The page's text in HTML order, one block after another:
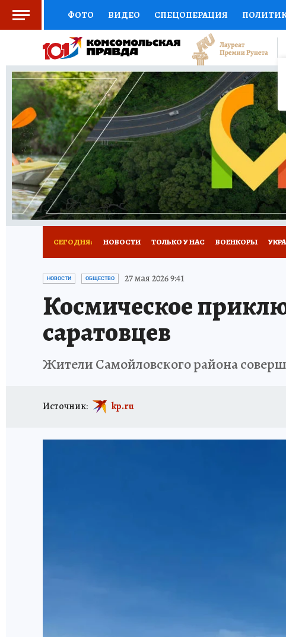
ФОТО ВИДЕО СПЕЦОПЕРАЦИЯ
СОЦПОДДЕРЖКА НАУКА СПОРТ
ВЫБОР ЭКСПЕРТОВ ДОКТОР ФИНАНСЫ
КНИЖНАЯ ПОЛКА ПРОГНОЗЫ НА СПОРТ
ПРЕСС-ЦЕНТР НЕДВИЖИМОСТЬ
РАДИО КП РЕКЛАМА ТЕСТЫ НОВОЕ НА
СЕГОДНЯ: НОВОСТИ ТОЛЬКО У НАС ВОЕНКОРЫ
ИСПЫТАНО НА СЕБЕ
НОВОСТИ ОБЩЕСТВО 27 мая 2026 9:41
Космическое
саратовцев
Жители Самойловского района
Источник: kp.ru